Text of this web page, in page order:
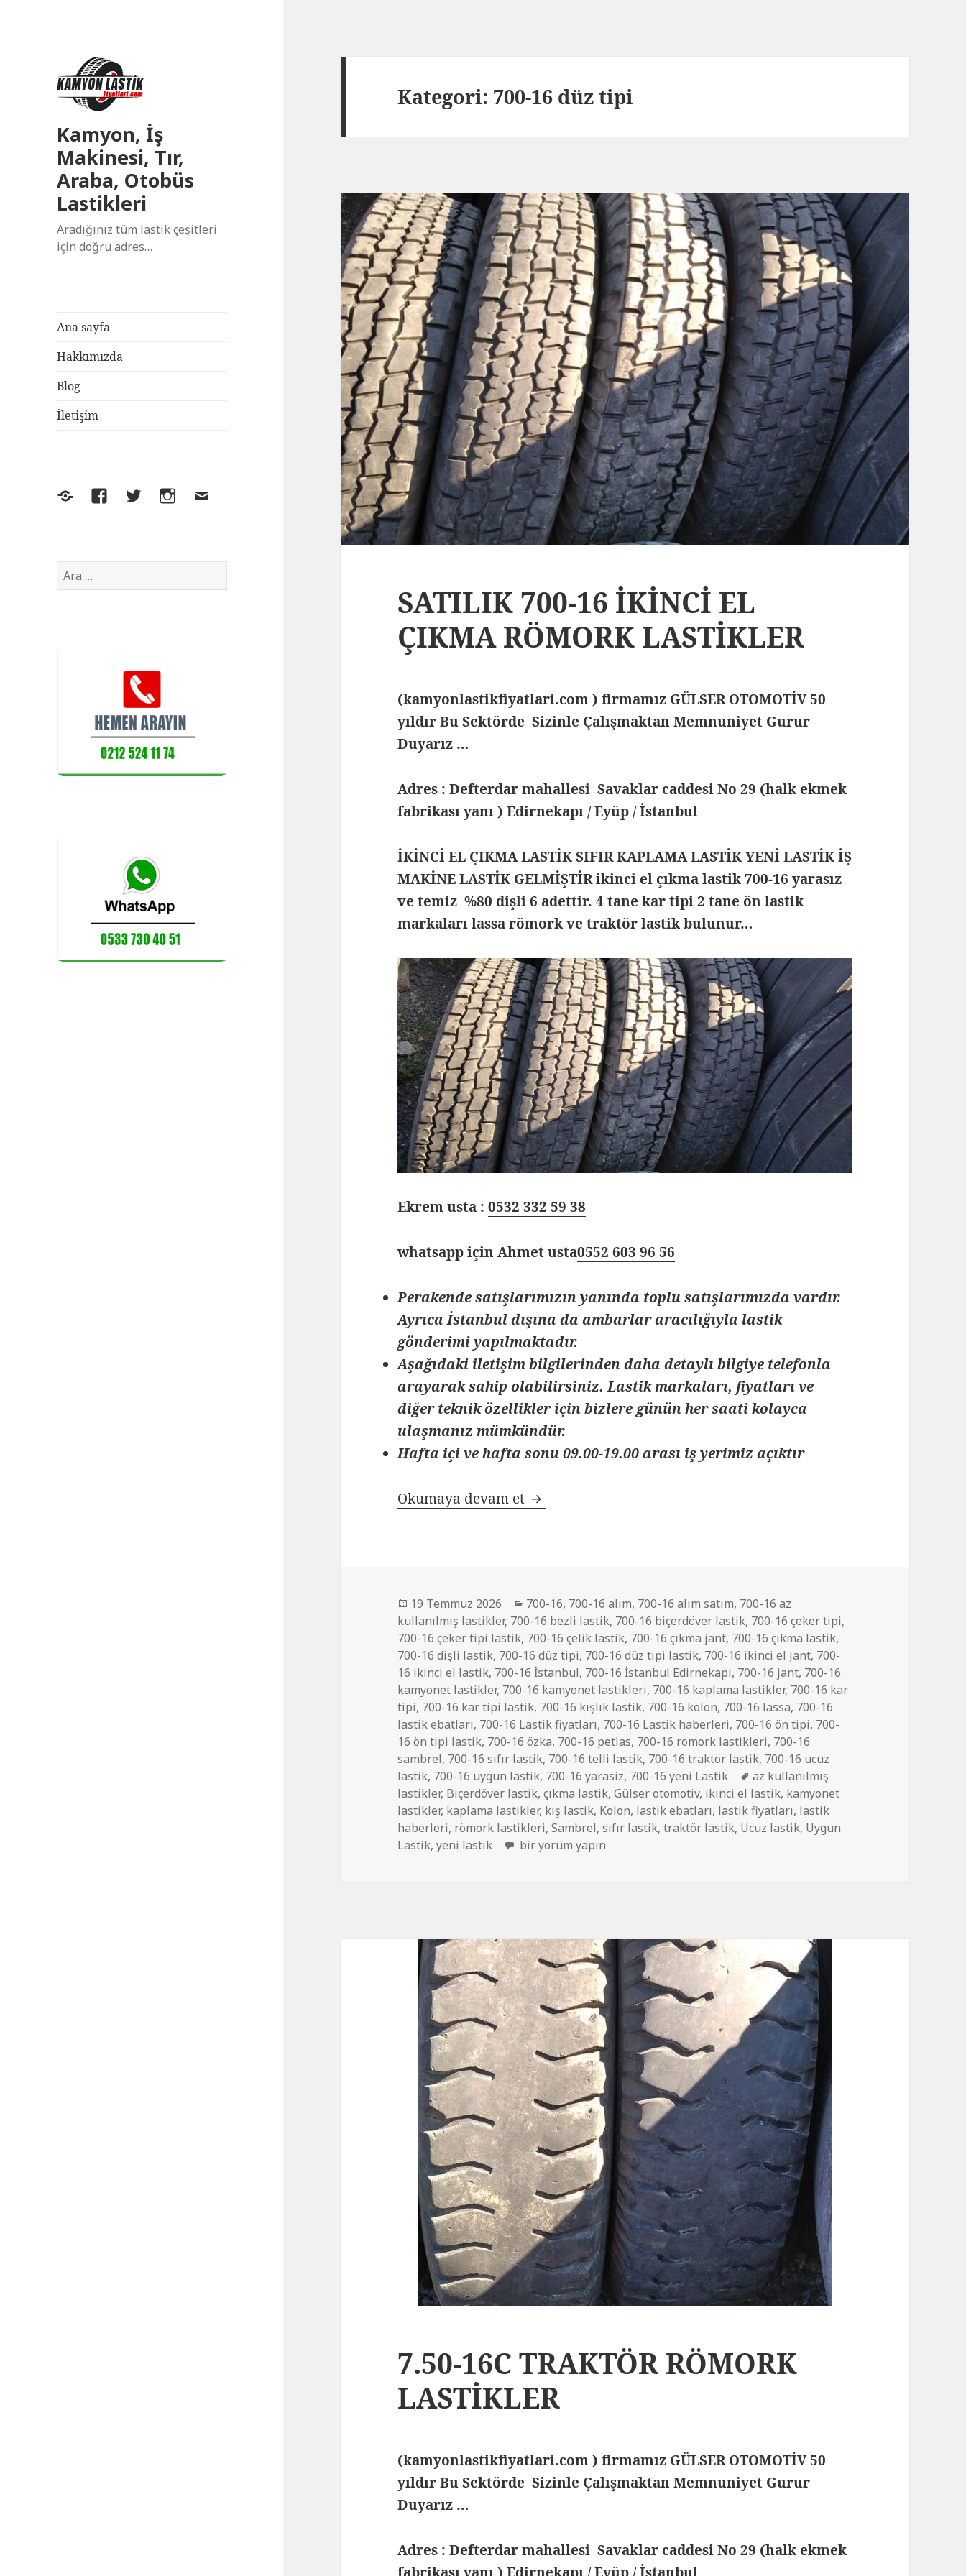
Kamyon, İş
Makinesi, Tır,
Araba, Otobüs
Lastikleri
Aradığınız tüm lastik çeşitleri
için doğru adres…
Ana sayfa
Hakkımızda
Blog
İletişim
Yelp FacebookTwitterInstagram
E-
Arama:
Kategori: 700-16 düz tipi
SATILIK 700-16 İKİNCİ EL
ÇIKMA RÖMORK LASTİKLER
(kamyonlastikfiyatlari.com ) firmamız GÜLSER OTOMOTİV 50
yıldır Bu Sektörde Sizinle Çalışmaktan Memnuniyet Gurur
Duyarız …
Adres : Defterdar mahallesi Savaklar caddesi No 29 (halk ekmek
fabrikası yanı ) Edirnekapı / Eyüp / İstanbul
İKİNCİ EL ÇIKMA LASTİK SIFIR KAPLAMA LASTİK YENİ LASTİK İŞ
MAKİNE LASTİK GELMİŞTİR ikinci el çıkma lastik 700-16 yarasız
ve temiz %80 dişli 6 adettir. 4 tane kar tipi 2 tane ön lastik
markaları lassa römork ve traktör lastik bulunur…
Ekrem usta :0532 332 59 38
whatsapp için Ahmet usta0552 603 96 56
Perakende satışlarımızın yanında toplu satışlarımızda vardır.
Ayrıca İstanbul dışına da ambarlar aracılığıyla lastik
gönderimi yapılmaktadır.
Aşağıdaki iletişim bilgilerinden daha detaylı bilgiye telefonla
arayarak sahip olabilirsiniz. Lastik markaları, fiyatları ve
diğer teknik özellikler için bizlere günün her saati kolayca
ulaşmanız mümkündür.
Hafta içi ve hafta sonu 09.00-19.00 arası iş yerimiz açıktır
Okumaya devam et SATILIK 700-16 İKİNCİ EL ÇIKMA RÖMORK LASTİKLER
Yayın
tarihi
19 Temmuz 2026 Kategoriler
700-16, 700-16 alım, 700-16 alım satım, 700-16 az
kullanılmış lastikler, 700-16 bezli lastik, 700-16 biçerdöver lastik, 700-16 çeker tipi,
700-16 çeker tipi lastik, 700-16 çelik lastik, 700-16 çıkma jant, 700-16 çıkma lastik,
700-16 dişli lastik, 700-16 düz tipi, 700-16 düz tipi lastik, 700-16 ikinci el jant, 700-
16 ikinci el lastik, 700-16 İstanbul, 700-16 İstanbul Edirnekapi, 700-16 jant, 700-16
kamyonet lastikler, 700-16 kamyonet lastikleri, 700-16 kaplama lastikler, 700-16 kar
tipi, 700-16 kar tipi lastik, 700-16 kışlık lastik, 700-16 kolon, 700-16 lassa, 700-16
lastik ebatları, 700-16 Lastik fiyatları, 700-16 Lastik haberleri, 700-16 ön tipi, 700-
16 ön tipi lastik, 700-16 özka, 700-16 petlas, 700-16 römork lastikleri, 700-16
sambrel, 700-16 sıfır lastik, 700-16 telli lastik, 700-16 traktör lastik, 700-16 ucuz
lastik, 700-16 uygun lastik, 700-16 yarasiz, 700-16 yeni Lastik Etiketler
az kullanılmış
lastikler, Biçerdöver lastik,çıkma lastik,Gülser otomotiv, ikinci el lastik, kamyonet
lastikler, kaplama lastikler, kış lastik, Kolon, lastik ebatları, lastik fiyatları, lastik
haberleri, römork lastikleri,Sambrel,sıfır lastik,traktör lastik, Ucuz lastik, Uygun
Lastik,yeni lastik SATILIK 700-16 İKİNCİ EL ÇIKMA RÖMORK LASTİKLER için
bir yorum yapın
7.50-16C TRAKTÖR RÖMORK
LASTİKLER
(kamyonlastikfiyatlari.com ) firmamız GÜLSER OTOMOTİV 50
yıldır Bu Sektörde Sizinle Çalışmaktan Memnuniyet Gurur
Duyarız …
Adres : Defterdar mahallesi Savaklar caddesi No 29 (halk ekmek